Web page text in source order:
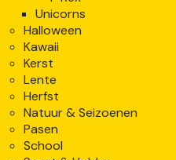
Unicorns
Halloween
Kawaii
Kerst
Lente
Herfst
Natuur & Seizoenen
Pasen
School